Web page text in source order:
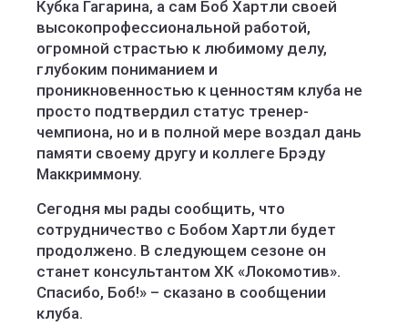
Кубка Гагарина, а сам Боб Хартли своей
высокопрофессиональной работой,
огромной страстью к любимому делу,
глубоким пониманием и
проникновенностью к ценностям клуба не
просто подтвердил статус тренер-
чемпиона, но и в полной мере воздал дань
памяти своему другу и коллеге Брэду
Маккриммону.
Сегодня мы рады сообщить, что
сотрудничество с Бобом Хартли будет
продолжено. В следующем сезоне он
станет консультантом ХК «Локомотив».
Спасибо, Боб!» – сказано в сообщении
клуба.